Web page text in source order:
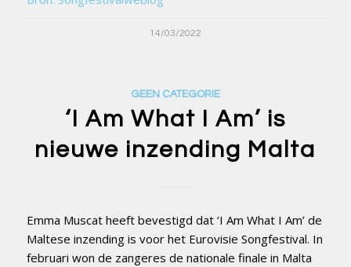
14/03/2022
GEEN CATEGORIE
‘I Am What I Am’ is
nieuwe inzending Malta
Emma Muscat heeft bevestigd dat ‘I Am What I Am’ de
Maltese inzending is voor het Eurovisie Songfestival. In
februari won de zangeres de nationale finale in Malta